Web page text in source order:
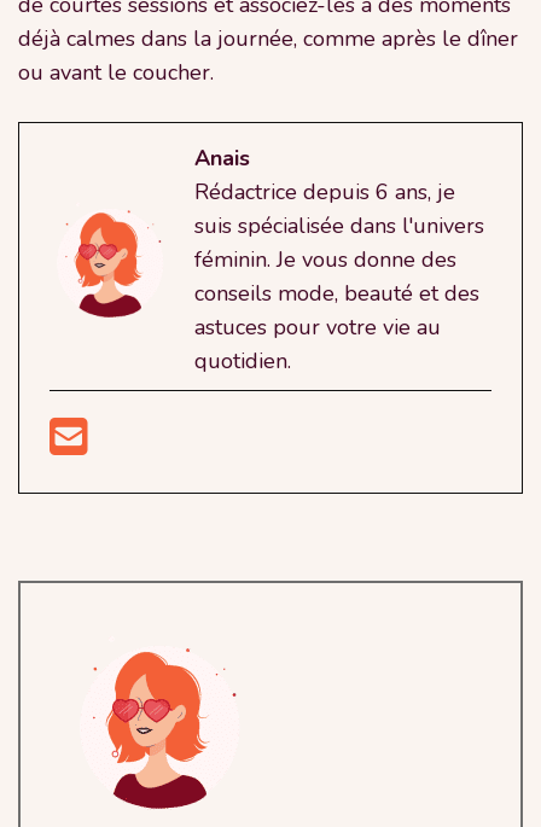
déjà calmes dans la journée, comme après le dîner
ou avant le coucher.
Anais
Rédactrice depuis 6 ans, je
suis spécialisée dans l'univers
féminin. Je vous donne des
conseils mode, beauté et des
astuces pour votre vie au
quotidien.